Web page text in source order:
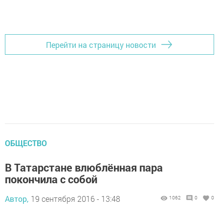
Перейти на страницу новости
ОБЩЕСТВО
В Татарстане влюблённая пара
покончила с собой
Автор, 19 сентября 2016 - 13:48 1062 0 0